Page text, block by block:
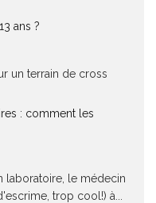
ans ?
un terrain de cross
: comment les
laboratoire, le médecin
trop cool!) à...